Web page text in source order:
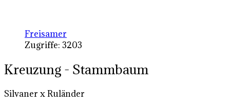
Freisamer
Zugriffe: 3203
Kreuzung - Stammbaum
Silvaner x Ruländer